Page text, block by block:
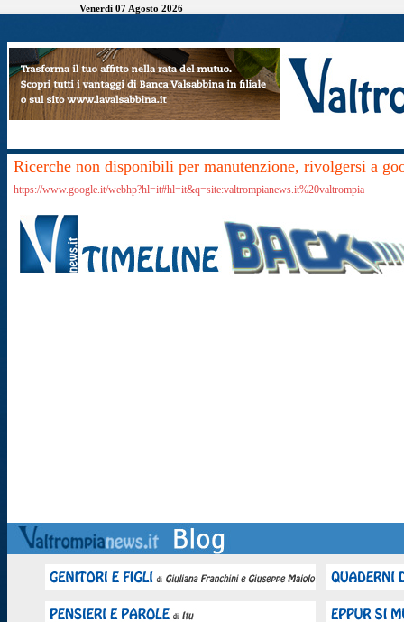
Venerdì 07 Agosto 2026
Ricerche non disponibili per manutenzione, rivolgersi a
https://www.google.it/webhp?hl=it#hl=it&q=site:valtrompianews.it%20valtrompia